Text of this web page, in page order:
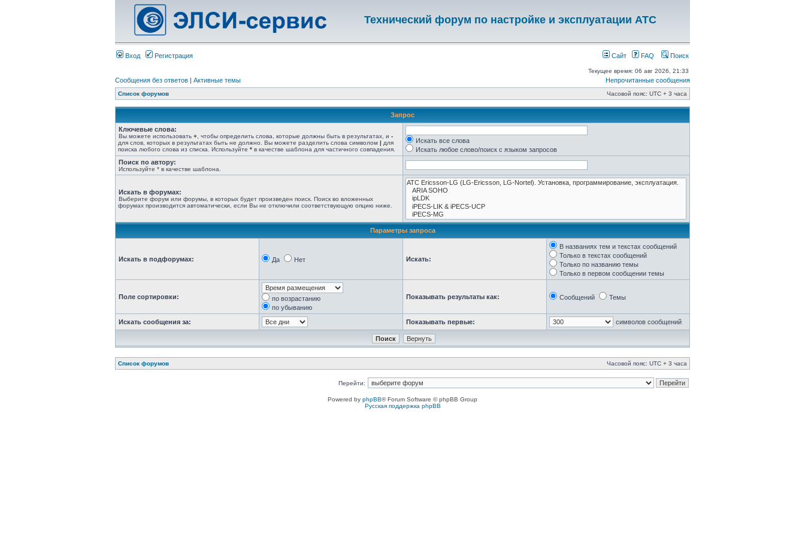
Технический форум по настройке и эксплуатации АТС
Вход Регистрация Сайт FAQ Поиск
Текущее время: 06 авг 2026, 21:33
Сообщения без ответов | Активные темы Непрочитанные сообщения
Список форумов Часовой пояс: UTC + 3 часа
Запрос
Ключевые слова:
Вы можете использовать + , чтобы определить слова, которые должны быть в результатах, и -
для слов, которых в результатах быть не должно. Вы можете разделить слова символом | для
поиска любого слова из списка. Используйте * в качестве шаблона для частичного совпадения.
Искать все слова
Искать любое слово/поиск с языком запросов
Поиск по автору:
Используйте * в качестве шаблона.
Искать в форумах:
Выберите форум или форумы, в которых будет произведен поиск. Поиск во вложенных
форумах производится автоматически, если Вы не отключили соответствующую опцию ниже.
Параметры запроса
Искать в подфорумах: Да Нет Искать:
В названиях тем и текстах сообщений
Только в текстах сообщений
Только по названию темы
Только в первом сообщении темы
Поле сортировки:
по возрастанию
по убыванию
Показывать результаты как: Сообщений Темы
Искать сообщения за: Показывать первые: символов сообщений
Список форумов Часовой пояс: UTC + 3 часа
Перейти:
Powered by phpBB® Forum Software © phpBB Group
Русская поддержка phpBB